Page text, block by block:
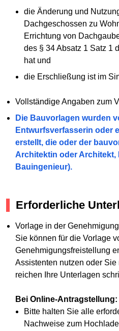
die Änderung und
Dachgeschossen zu
Errichtung von
des § 34 Absatz 1 Satz 1
hat und
die Erschließung ist im
Vollständige Angaben zum
Die Bauvorlagen wurden
Entwurfsverfasserin oder
erstellt, die oder der
Architektin oder
Bauingenieur).
Erforderliche
Vorlage in der
Sie können für die Vorlage
Genehmigungsfreistellung
Assistenten nutzen oder
reichen Ihre Unterlagen
Bei Online-Antragstellung:
Bitte halten Sie alle
Nachweise zum